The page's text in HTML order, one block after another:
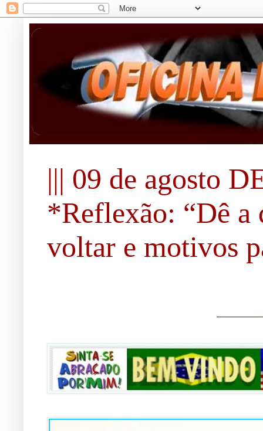
||| 09 de agosto
*Reflexão: “Dê a
voltar e motivos